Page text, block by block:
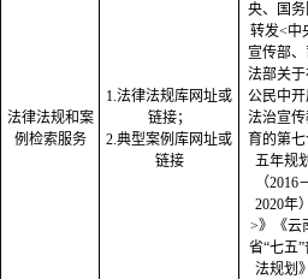
法律法规和案
例检索服务
1.法律法规库网址或
链接；
2.典型案例库网址或
链接
央、国务
转发<中
宣传部
法部关于
公民中开
法治宣传
育的第
五年规
（2016
2020年
>》《云
省“七五”
法规划